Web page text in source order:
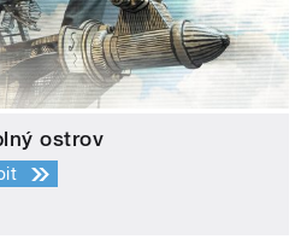
ostrov